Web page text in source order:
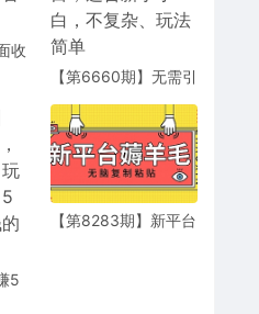
收
【第6660期】无需引
目，适合新手小白，
不复杂、玩法简单
5
【第8283期】新平台